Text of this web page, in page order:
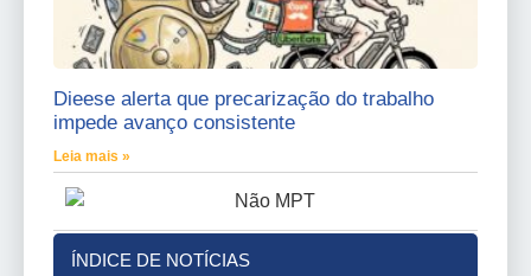
Dieese alerta que precarização do trabalho
impede avanço consistente
Leia mais »
ÍNDICE DE NOTÍCIAS